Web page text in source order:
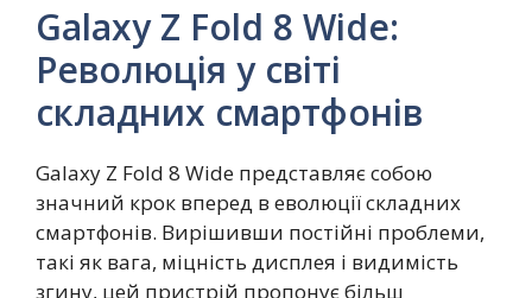
Galaxy Z Fold 8 Wide:
Революція у світі
складних смартфонів
Galaxy Z Fold 8 Wide представляє собою
значний крок вперед в еволюції складних
смартфонів. Вирішивши постійні проблеми,
такі як вага, міцність дисплея і видимість
згину, цей пристрій пропонує більш